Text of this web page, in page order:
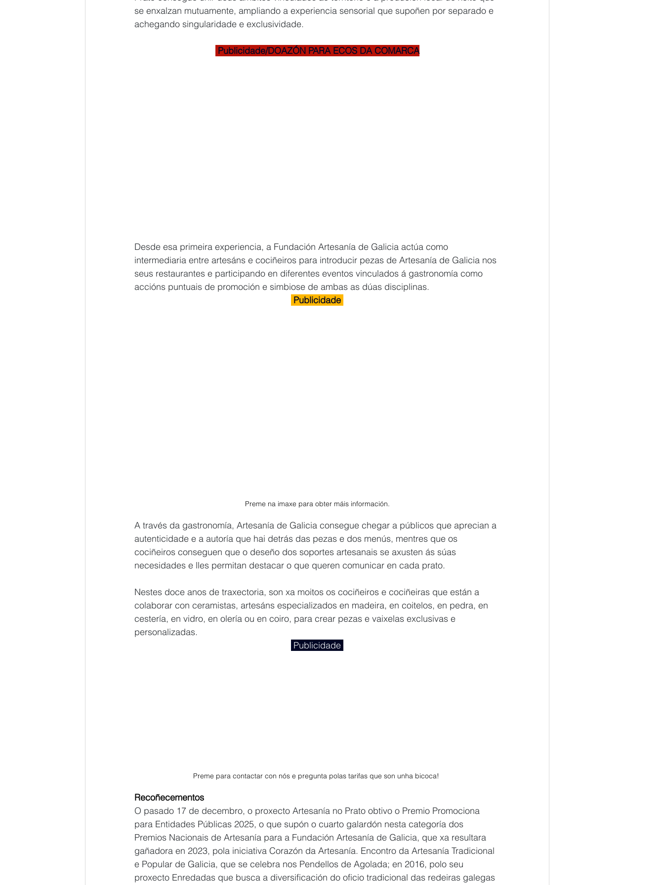
se enxalzan mutuamente, ampliando a experiencia sensorial que supoñen por separado e
achegando singularidade e exclusividade.
Publicidade/DOAZÓN PARA ECOS DA COMARCA
Desde esa primeira experiencia, a Fundación Artesanía de Galicia actúa como
intermediaria entre artesáns e cociñeiros para introducir pezas de Artesanía de Galicia nos
seus restaurantes e participando en diferentes eventos vinculados á gastronomía como
accións puntuais de promoción e simbiose de ambas as dúas disciplinas.
Publicidade
Preme na imaxe para obter máis información.
A través da gastronomía, Artesanía de Galicia consegue chegar a públicos que aprecian a
autenticidade e a autoría que hai detrás das pezas e dos menús, mentres que os
cociñeiros conseguen que o deseño dos soportes artesanais se axusten ás súas
necesidades e lles permitan destacar o que queren comunicar en cada prato.
Nestes doce anos de traxectoria, son xa moitos os cociñeiros e cociñeiras que están a
colaborar con ceramistas, artesáns especializados en madeira, en coitelos, en pedra, en
cestería, en vidro, en olería ou en coiro, para crear pezas e vaixelas exclusivas e
personalizadas.
Publicidade
Preme para contactar con nós e pregunta polas tarifas que son unha bicoca!
Recoñecementos
O pasado 17 de decembro, o proxecto Artesanía no Prato obtivo o Premio Promociona
para Entidades Públicas 2025, o que supón o cuarto galardón nesta categoría dos
Premios Nacionais de Artesanía para a Fundación Artesanía de Galicia, que xa resultara
gañadora en 2023, pola iniciativa Corazón da Artesanía. Encontro da Artesanía Tradicional
e Popular de Galicia, que se celebra nos Pendellos de Agolada; en 2016, polo seu
proxecto Enredadas que busca a diversificación do oficio tradicional das redeiras galegas